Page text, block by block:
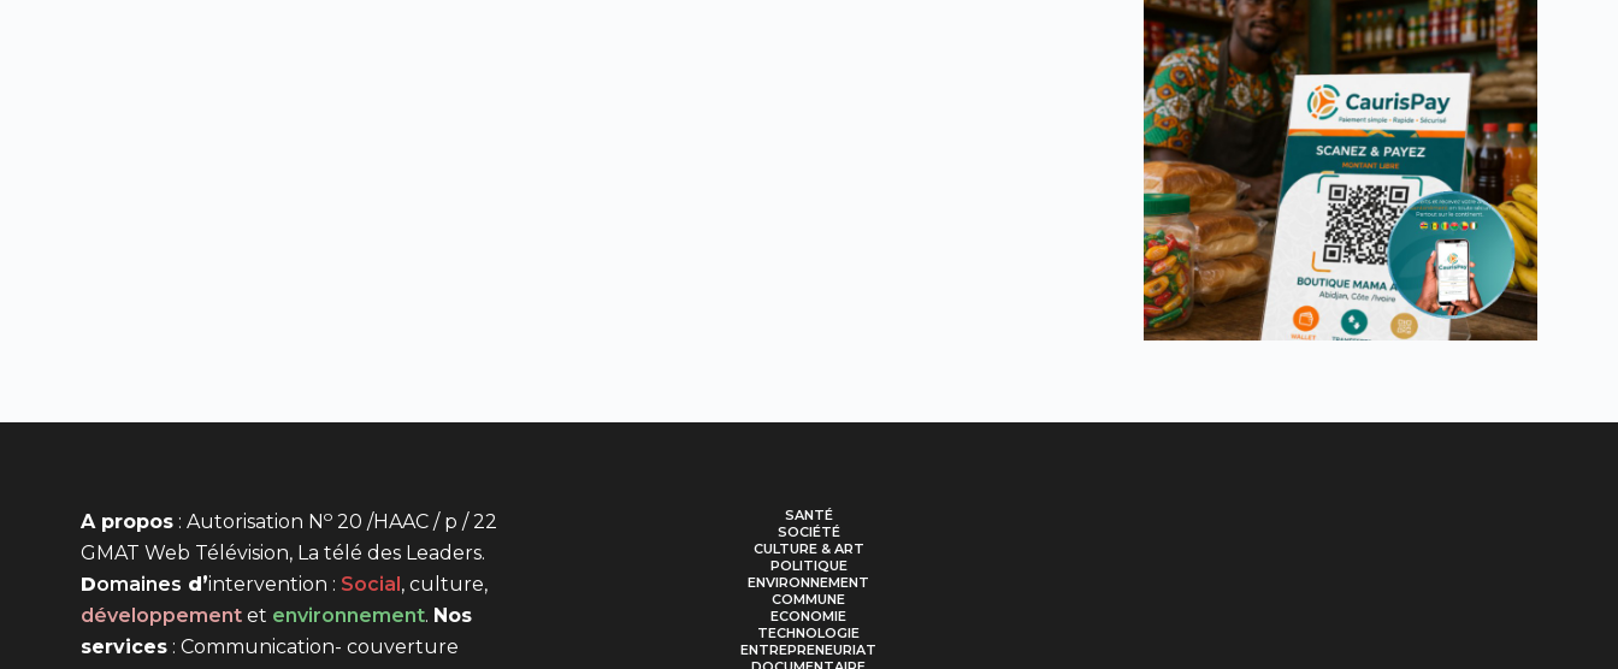
A propos : Autorisation No 20 /HAAC / p / 22
GMAT Web Télévision, La télé des Leaders.
Domaines d’intervention : Social , culture,
développement et environnement. Nos
services : Communication- couverture
SANTÉ
SOCIÉTÉ
CULTURE & ART
POLITIQUE
ENVIRONNEMENT
COMMUNE
ECONOMIE
TECHNOLOGIE
ENTREPRENEURIAT